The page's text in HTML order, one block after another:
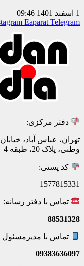
1 اسفند 1401
09:46
Eaparat Telegram
دفتر مرکزی:
تهران، عباس آباد،
وطنی، پلاک 20، طبقه 4
کد پستی:
1577815331
تماس با دفتر رسانه:
88531328
تماس با مدیرمسئول
09383636097